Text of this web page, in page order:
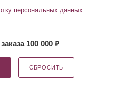
персональных данных
100 000 ₽
СБРОСИТЬ